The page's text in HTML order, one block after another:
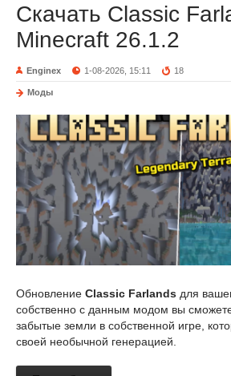
Скачать Classic
Minecraft 26.1.2
Enginex 1-08-2026, 15:11 18
Моды
Обновление Classic Farlands для
собственно с данным модом вы
забытые земли в собственной игре,
своей необычной генерацией.